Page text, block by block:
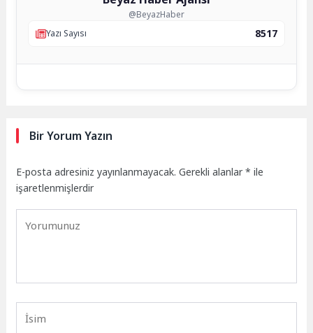
@BeyazHaber
Yazı Sayısı
8517
Bir Yorum Yazın
E-posta adresiniz yayınlanmayacak. Gerekli alanlar* ile
işaretlenmişlerdir